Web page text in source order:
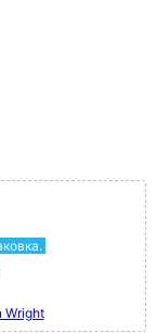
Wright